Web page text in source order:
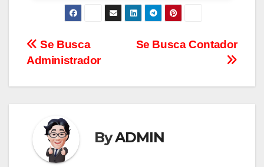
Se Busca Contador
Se Busca
Administrador
ByADMIN